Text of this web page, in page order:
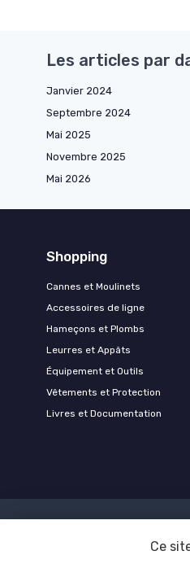
Les articles par
Janvier 2024
Septembre 2024
Mai 2025
Novembre 2025
Mai 2026
Shopping
Cannes et Moulinets
Accessoires de ligne
Hameçons et Plombs
Leurres et Appâts
Équipement et Outils
Vêtements et Protection
Livres et Documentation
Ce